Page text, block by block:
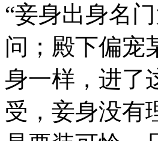
“妾身出身名
问；殿下偏宠
身一样，进了
受，妾身没有